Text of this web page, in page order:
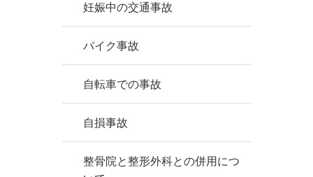
妊娠中の交通事故
バイク事故
自転車での事故
自損事故
整骨院と整形外科との併用につ